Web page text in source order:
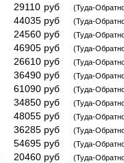
29110 руб (Туда-
44035 руб (Туда-
24560 руб (Туда-
46905 руб (Туда-
26610 руб (Туда-
36490 руб (Туда-
61090 руб (Туда-
34850 руб (Туда-
48055 руб (Туда-
36285 руб (Туда-
54695 руб (Туда-
20460 руб (Туда-